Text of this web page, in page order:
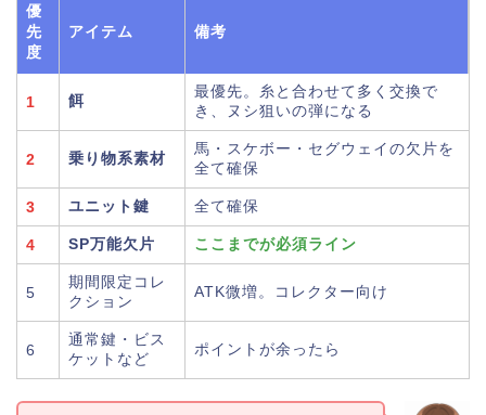
優
先
度
アイテム 備考
1 餌
最優先。糸と合わせて多く交換で
き、ヌシ狙いの弾になる
2 乗り物系素材
馬・スケボー・セグウェイの欠片を
全て確保
3 ユニット鍵 全て確保
4 SP万能欠片 ここまでが必須ライン
5
期間限定コレ
クション
ATK微増。コレクター向け
6
通常鍵・ビス
ケットなど
ポイントが余ったら